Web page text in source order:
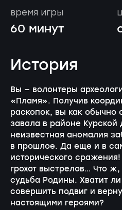
время игры
60 минут
История
Вы — волонтеры
«Пламя». Получив
раскопок, вы как обычно
завала в районе Курской
неизвестная аномалия
в прошлое. Да еще и в
исторического
грохот выстрелов… Что
судьба Родины. Хватит
совершить подвиг и
настоящими героями?